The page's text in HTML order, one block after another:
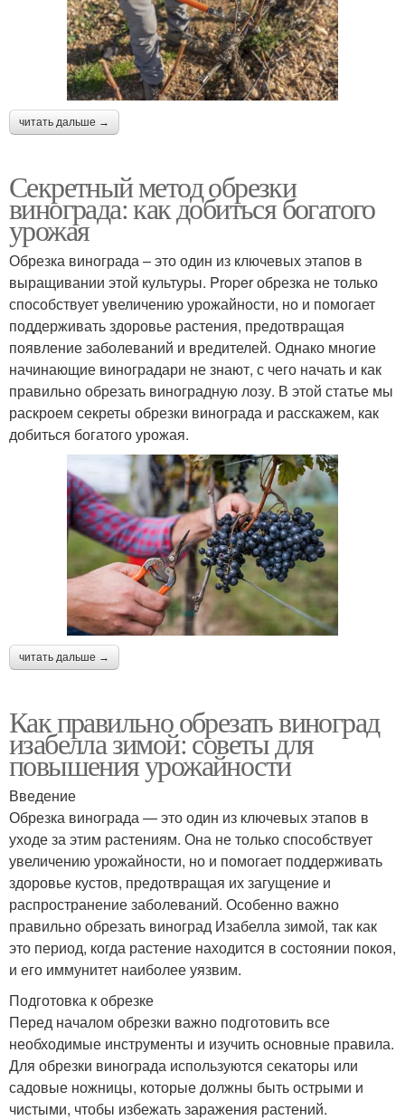
читать дальше →
Секретный метод обрезки
винограда: как добиться богатого
урожая
Обрезка винограда – это один из ключевых этапов в
выращивании этой культуры. Proper обрезка не только
способствует увеличению урожайности, но и помогает
поддерживать здоровье растения, предотвращая
появление заболеваний и вредителей. Однако многие
начинающие виноградари не знают, с чего начать и как
правильно обрезать виноградную лозу. В этой статье мы
раскроем секреты обрезки винограда и расскажем, как
добиться богатого урожая.
читать дальше →
Как правильно обрезать виноград
изабелла зимой: советы для
повышения урожайности
Введение
Обрезка винограда — это один из ключевых этапов в
уходе за этим растениям. Она не только способствует
увеличению урожайности, но и помогает поддерживать
здоровье кустов, предотвращая их загущение и
распространение заболеваний. Особенно важно
правильно обрезать виноград Изабелла зимой, так как
это период, когда растение находится в состоянии покоя,
и его иммунитет наиболее уязвим.
Подготовка к обрезке
Перед началом обрезки важно подготовить все
необходимые инструменты и изучить основные правила.
Для обрезки винограда используются секаторы или
садовые ножницы, которые должны быть острыми и
чистыми, чтобы избежать заражения растений.